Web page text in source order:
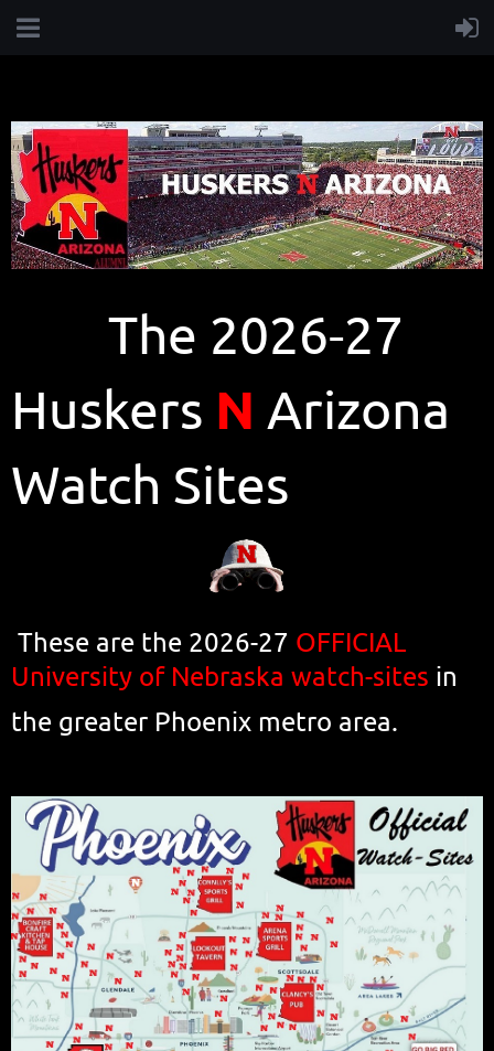
The 2026-27
Huskers N Arizona
Watch Sites
These are the 2026-27 OFFICIAL
University of Nebraska watch-sites in
the greater Phoenix metro area.